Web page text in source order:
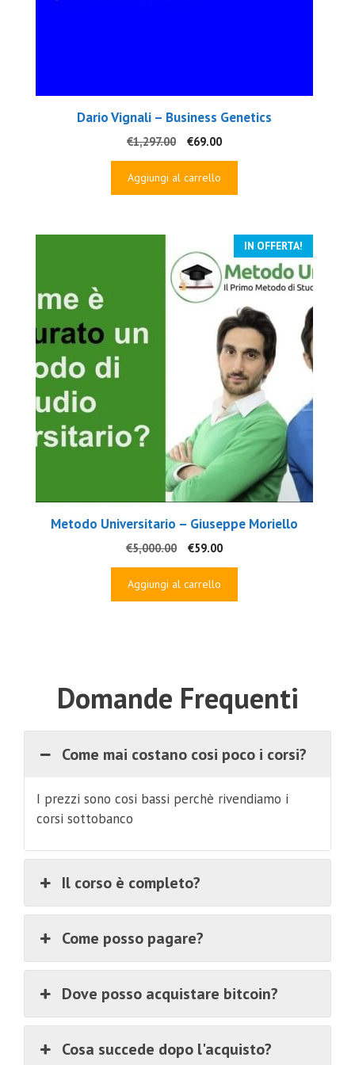
Dario Vignali – Business Genetics
€1,297.00
Il
prezzo
originale
€69.00Il
prezzo
Aggiungi al carrello
IN OFFERTA!
Metodo Universitario – Giuseppe Moriello
€5,000.00
Il
prezzo
originale
€59.00Il
prezzo
Aggiungi al carrello
Domande Frequenti
Come mai costano cosi poco i corsi?
I prezzi sono cosi bassi perchè rivendiamo i
corsi sottobanco
Il corso è completo?
Come posso pagare?
Dove posso acquistare bitcoin?
Cosa succede dopo l'acquisto?